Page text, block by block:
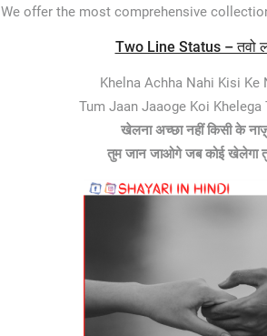
We offer the most comprehensive
Two Line Status – तवो
Khelna Achha Nahi Kisi Ke
Tum Jaan Jaaoge Koi Khelega
खेलना अच्छा नहीं किसी के
तुम जान जाओगे जब कोई खेलेगा